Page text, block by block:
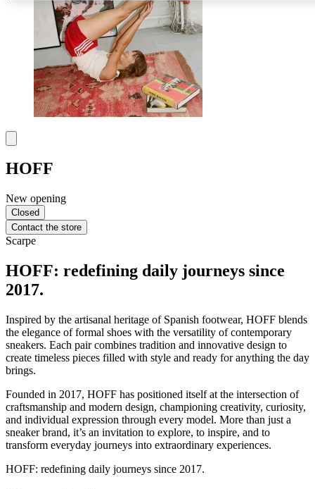
HOFF
New opening
Closed
Contact the store
Scarpe
HOFF: redefining daily journeys since
2017.
Inspired by the artisanal heritage of Spanish footwear, HOFF blends
the elegance of formal shoes with the versatility of contemporary
sneakers. Each pair combines tradition and innovative design to
create timeless pieces filled with style and ready for anything the day
brings.
Founded in 2017, HOFF has positioned itself at the intersection of
craftsmanship and modern design, championing creativity, curiosity,
and individual expression through every model. More than just a
sneaker brand, it’s an invitation to explore, to inspire, and to
transform everyday journeys into extraordinary experiences.
HOFF: redefining daily journeys since 2017.